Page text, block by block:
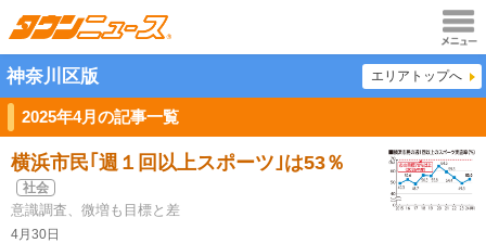
メニュ
ー
神奈川区版 エリアトップへ
2025年4月の記事一覧
横浜市民｢週１回以上スポーツ｣は53％
社会
意識調査、微増も目標と差
4月30日